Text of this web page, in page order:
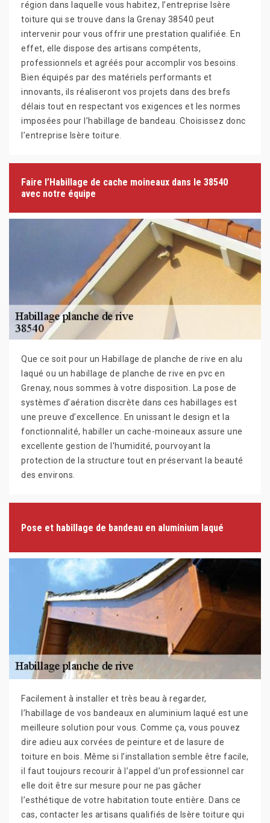
région dans laquelle vous habitez, l’entreprise Isère
toiture qui se trouve dans la Grenay 38540 peut
intervenir pour vous offrir une prestation qualifiée. En
effet, elle dispose des artisans compétents,
professionnels et agréés pour accomplir vos besoins.
Bien équipés par des matériels performants et
innovants, ils réaliseront vos projets dans des brefs
délais tout en respectant vos exigences et les normes
imposées pour l’habillage de bandeau. Choisissez donc
l’entreprise Isère toiture.
Faire l’Habillage de cache moineaux dans le 38540
avec notre équipe
Que ce soit pour un Habillage de planche de rive en alu
laqué ou un habillage de planche de rive en pvc en
Grenay, nous sommes à votre disposition. La pose de
systèmes d’aération discrète dans ces habillages est
une preuve d’excellence. En unissant le design et la
fonctionnalité, habiller un cache-moineaux assure une
excellente gestion de l'humidité, pourvoyant la
protection de la structure tout en préservant la beauté
des environs.
Pose et habillage de bandeau en aluminium laqué
Facilement à installer et très beau à regarder,
l’habillage de vos bandeaux en aluminium laqué est une
meilleure solution pour vous. Comme ça, vous pouvez
dire adieu aux corvées de peinture et de lasure de
toiture en bois. Même si l’installation semble être facile,
il faut toujours recourir à l’appel d’un professionnel car
elle doit être sur mesure pour ne pas gâcher
l’esthétique de votre habitation toute entière. Dans ce
cas, contacter les artisans qualifiés de Isère toiture qui